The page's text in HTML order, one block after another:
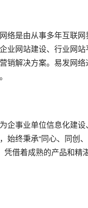
络是由从事多年互联
业网站建设、行业网
销解决方案。易发网
企事业单位信息化建
始终秉承“同心、同创
凭借着成熟的产品和